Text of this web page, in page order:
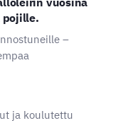
pojille.
–
ja koulutettu